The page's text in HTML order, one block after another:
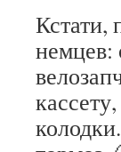
Кстати,
немцев: